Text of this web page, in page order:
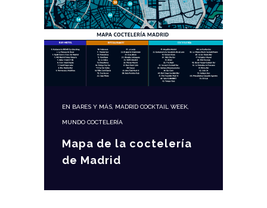
EN BARES Y MÁS MADRID COCKTAIL WEEK
MUNDO COCTELERÍA
Mapa de la coctelería
de Madrid